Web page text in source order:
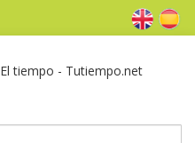
El tiempo - Tutiempo.net